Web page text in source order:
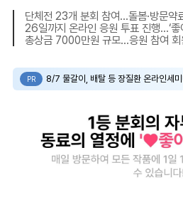
단체전 23개 분회 참여…돌봄·방문약
26일까지 온라인 응원 투표 진행…‘좋
총상금 7000만원 규모…응원 참여 회
PR 8/7 물갈이, 배탈 등 장질환 온라인세